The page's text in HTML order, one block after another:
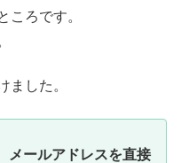
ころです。
ました。
メールアドレスを直接